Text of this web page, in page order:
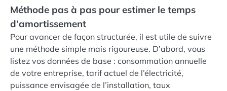
Méthode pas à pas pour estimer le temps
d’amortissement
Pour avancer de façon structurée, il est utile de suivre
une méthode simple mais rigoureuse. D’abord, vous
listez vos données de base : consommation annuelle
de votre entreprise, tarif actuel de l’électricité,
puissance envisagée de l’installation, taux